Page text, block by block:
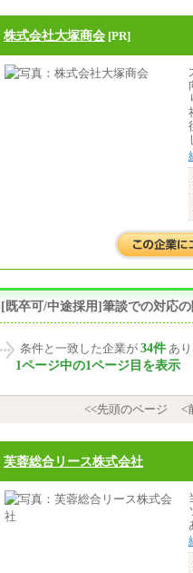
株式会社大塚商会 [PR]
[既卒可/中途採用]筆談での対応
条件と一致した企業が 34件 あり
1ページ中の1ページ目を表示
<<先頭のページ
<
芙蓉総合リース株式会社